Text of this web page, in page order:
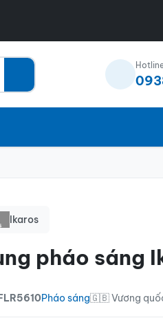
Ikaros
pháo sáng
Pháo sáng🇬🇧 Vương